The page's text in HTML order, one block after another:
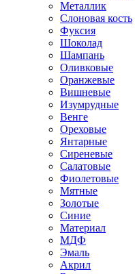
Металлик
Слоновая кость
Фуксия
Шоколад
Шампань
Оливковые
Оранжевые
Вишневые
Изумрудные
Венге
Ореховые
Янтарные
Сиреневые
Салатовые
Фиолетовые
Мятные
Золотые
Синие
Материал
МДФ
Эмаль
Акрил